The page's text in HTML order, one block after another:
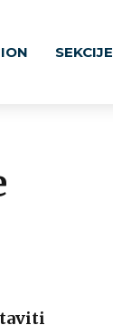
SEKCIJE